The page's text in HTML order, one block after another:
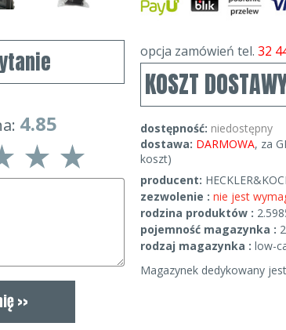
4.85
opcja zamówień tel. 32
KOSZT
dostępność: niedostępny
dostawa: DARMOWA, za
koszt)
producent:
zezwolenie : nie jest
rodzina produktów :
pojemność magazynka :
rodzaj magazynka : low-
Magazynek dedykowany